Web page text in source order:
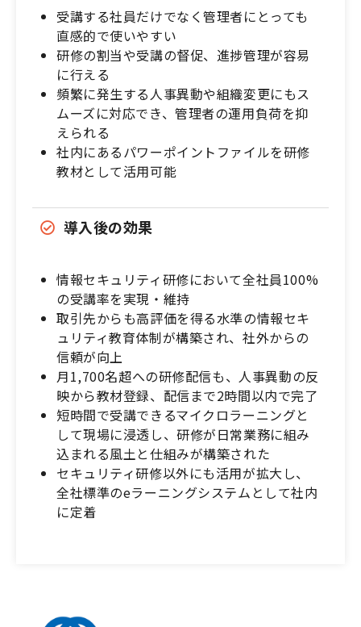
受講する社員だけでなく管理者にとっても
直感的で使いやすい
研修の割当や受講の督促、進捗管理が容易
に行える
頻繁に発生する人事異動や組織変更にもス
ムーズに対応でき、管理者の運用負荷を抑
えられる
社内にあるパワーポイントファイルを研修
教材として活用可能
導入後の効果
情報セキュリティ研修において全社員100%
の受講率を実現・維持
取引先からも高評価を得る水準の情報セキ
ュリティ教育体制が構築され、社外からの
信頼が向上
月1,700名超への研修配信も、人事異動の反
映から教材登録、配信まで2時間以内で完了
短時間で受講できるマイクロラーニングと
して現場に浸透し、研修が日常業務に組み
込まれる風土と仕組みが構築された
セキュリティ研修以外にも活用が拡大し、
全社標準のeラーニングシステムとして社内
に定着